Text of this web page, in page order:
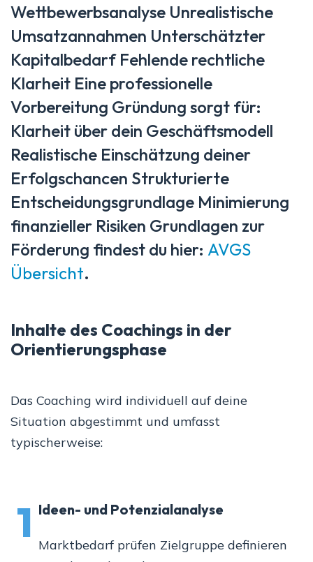
Wettbewerbsanalyse Unrealistische
Umsatzannahmen Unterschätzter
Kapitalbedarf Fehlende rechtliche
Klarheit Eine professionelle
Vorbereitung Gründung sorgt für:
Klarheit über dein Geschäftsmodell
Realistische Einschätzung deiner
Erfolgschancen Strukturierte
Entscheidungsgrundlage Minimierung
finanzieller Risiken Grundlagen zur
Förderung findest du hier: AVGS
Übersicht.
Inhalte des Coachings in der
Orientierungsphase
Das Coaching wird individuell auf deine
Situation abgestimmt und umfasst
typischerweise:
1 Ideen- und Potenzialanalyse
Marktbedarf prüfen Zielgruppe definieren